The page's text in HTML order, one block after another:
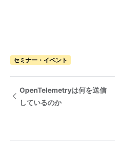
セミナー・イベント
OpenTelemetryは何を送信
しているのか